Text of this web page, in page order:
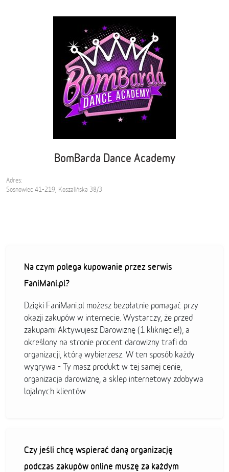
BomBarda Dance Academy
Adres:
Sosnowiec 41-219, Koszalińska 38/3
Na czym polega kupowanie przez serwis
FaniMani.pl?
Dzięki FaniMani.pl możesz bezpłatnie pomagać przy
okazji zakupów w internecie. Wystarczy, że przed
zakupami Aktywujesz Darowiznę (1 kliknięcie!), a
określony na stronie procent darowizny trafi do
organizacji, którą wybierzesz. W ten sposób każdy
wygrywa - Ty masz produkt w tej samej cenie,
organizacja darowiznę, a sklep internetowy zdobywa
lojalnych klientów
Czy jeśli chcę wspierać daną organizację
podczas zakupów online muszę za każdym